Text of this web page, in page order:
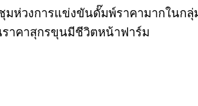
ห่วงการแข่งขันดั๊มพ์ราคามากในกลุ่
าคาสุกรขุนมีชีวิตหน้าฟาร์ม